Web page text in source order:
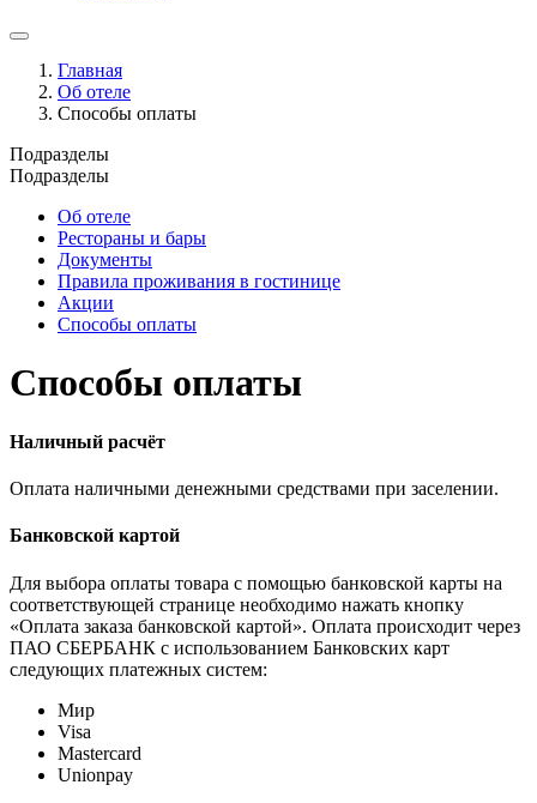
Главная
Об отеле
Способы оплаты
Подразделы
Подразделы
Об отеле
Рестораны и бары
Документы
Правила проживания в гостинице
Акции
Способы оплаты
Способы оплаты
Наличный расчёт
Оплата наличными денежными средствами при заселении.
Банковской картой
Для выбора оплаты товара с помощью банковской карты на
соответствующей странице необходимо нажать кнопку
«Оплата заказа банковской картой». Оплата происходит через
ПАО СБЕРБАНК с использованием Банковских карт
следующих платежных систем:
Мир
Visa
Mastercard
Unionpay